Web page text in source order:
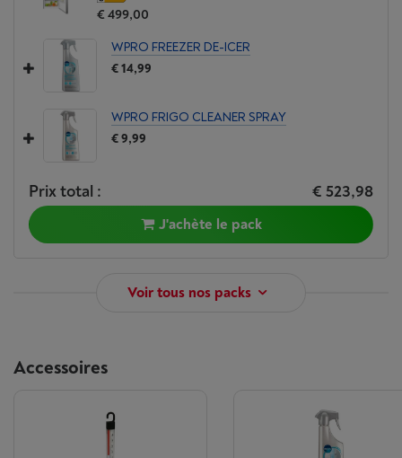
€ 499,00
WPRO FREEZER DE-ICER
€ 14,99
WPRO FRIGO CLEANER SPRAY
€ 9,99
Prix total : € 523,98
J'achète le pack
Voir tous nos packs
Accessoires